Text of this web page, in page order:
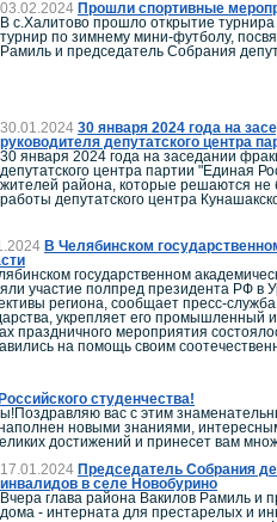
03.02.2024 Прошли спортивные
В с.Халитово прошло открытие
турнир по зимнему мини-футболу,
Рамиль и председатель Собрания
30.01.2024 30 января 2024 года на
руководителя депутатского центра
30 января 2024 года на заседании
депутатского центра партии "Единая
жителей района, которые решаются не
работы депутатского центра
В Челябинском
государственном
участие полпред президента РФ в
региона, сообщает пресс-
укрепляет его промышленный
праздничного мероприятия
на помощь своим
студенчества!
вас с этим
новыми знаниями,
достижений и принесет вам
17.01.2024 Председатель Собрания
инвалидов в селе Новобурино
Вчера глава района Вакилов Рамиль и
дома - интерната для престарелых и